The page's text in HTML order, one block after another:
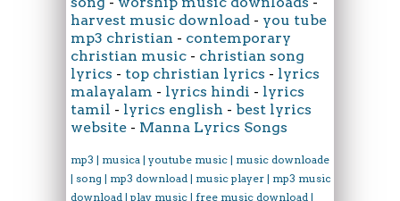
harvest music download - you tube
mp3 christian - contemporary
christian music - christian song
lyrics - top christian lyrics - lyrics
malayalam - lyrics hindi - lyrics
tamil - lyrics english - best lyrics
website - Manna Lyrics Songs
mp3 | musica | youtube music | music downloader
| song | mp3 download | music player | mp3 music
download | play music | free music download |